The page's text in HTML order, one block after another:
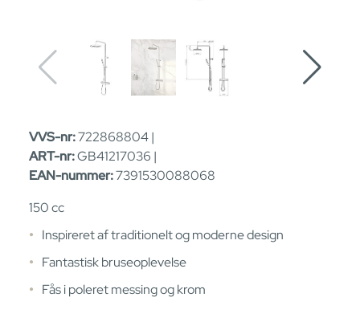
VVS-nr:722868804 |
ART-nr:GB41217036 |
EAN-nummer:7391530088068
150 cc
Inspireret af traditionelt og moderne design
Fantastisk bruseoplevelse
Fås i poleret messing og krom